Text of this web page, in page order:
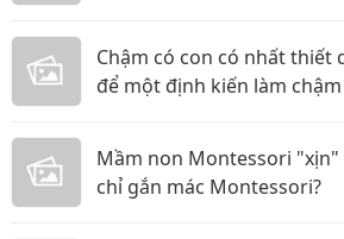
Chậm có con có nhất thiết
để một định kiến làm
Mầm non Montessori
chỉ gắn mác Montessori?